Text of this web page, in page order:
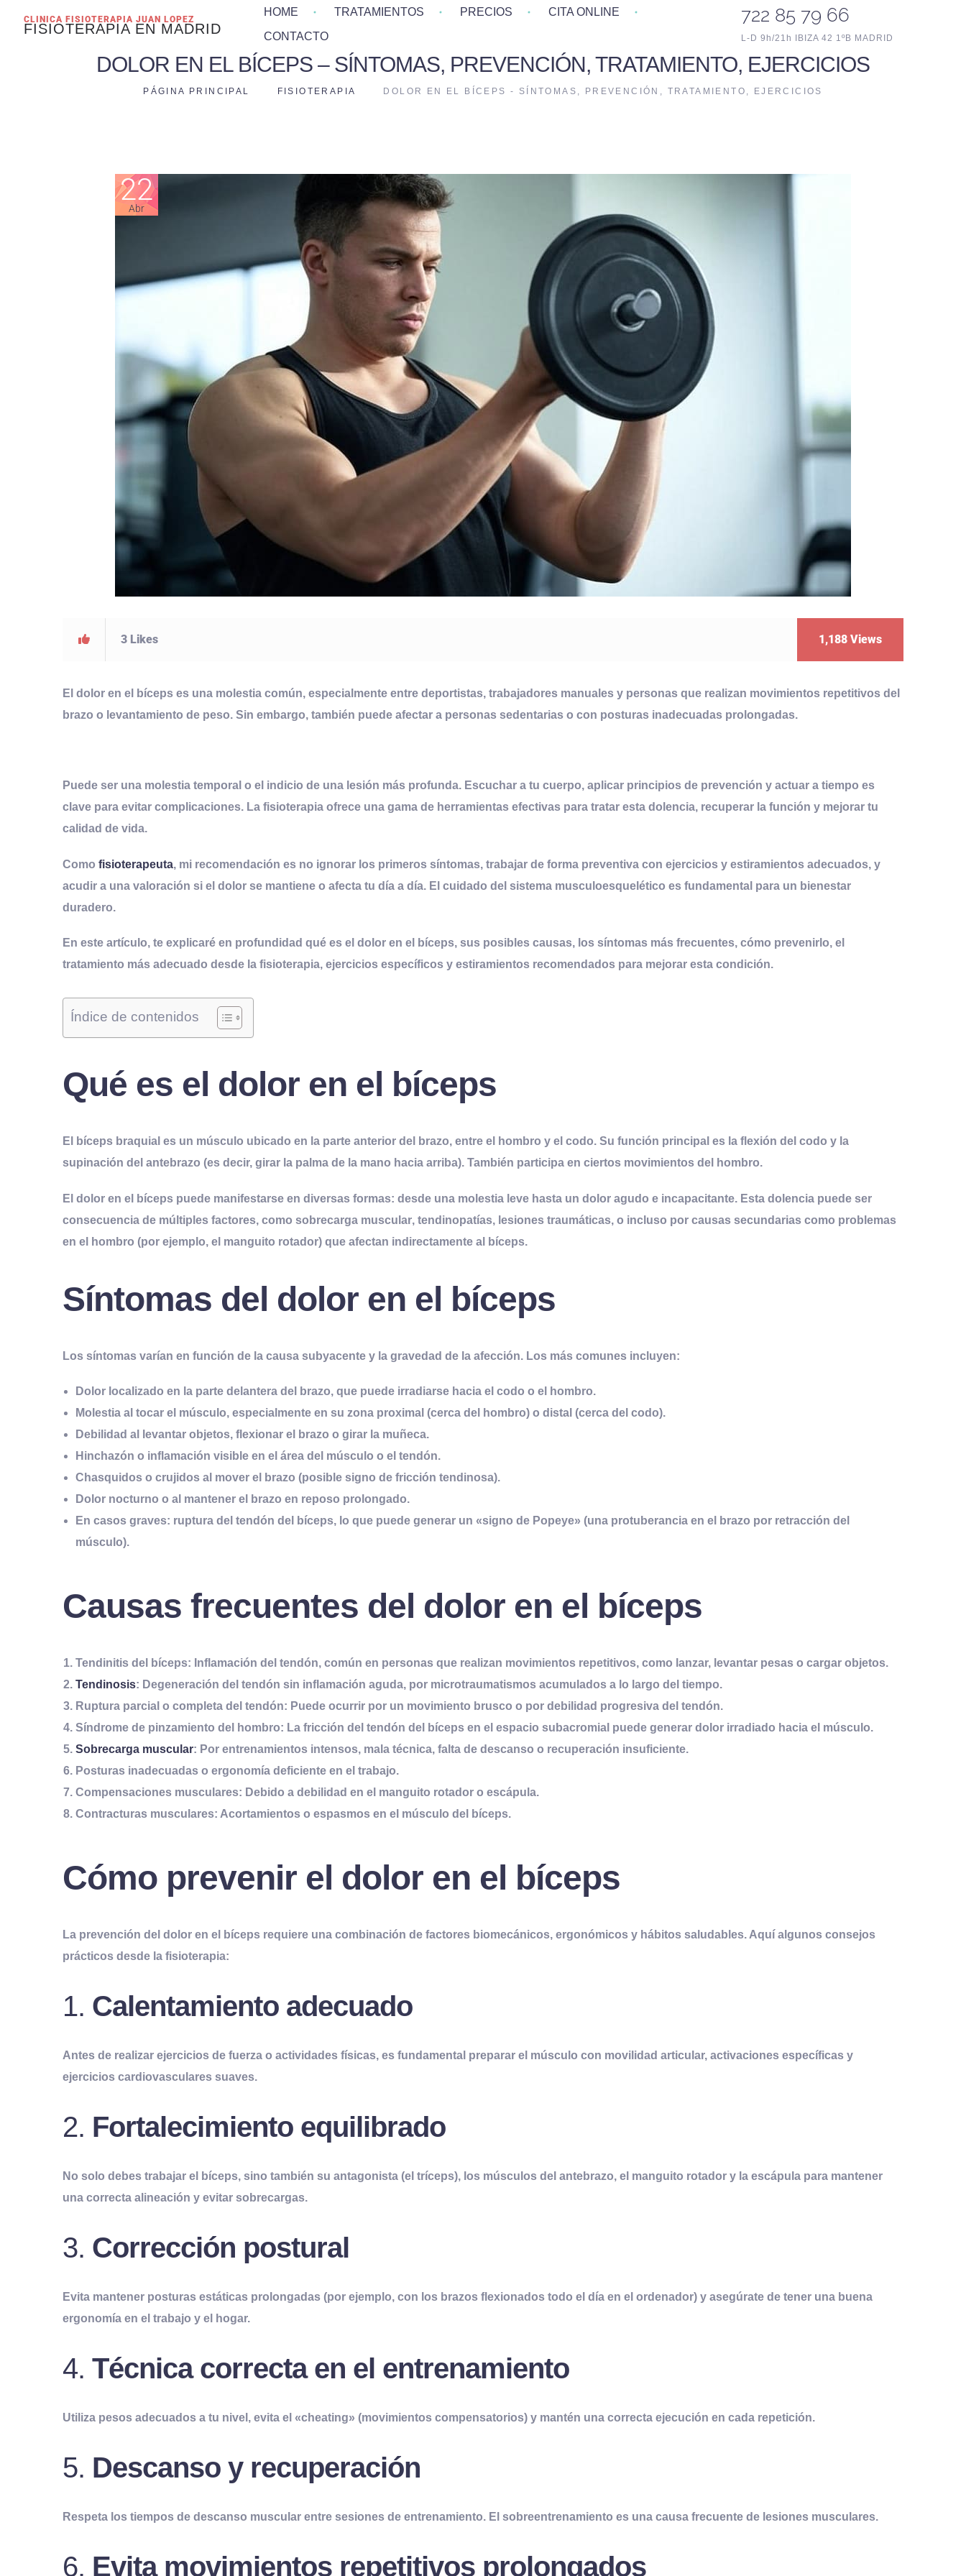
CLINICA FISIOTERAPIA JUAN LOPEZ
FISIOTERAPIA EN MADRID
HOME TRATAMIENTOS PRECIOS
CITA ONLINE
CONTACTO
722 85 79 66
L-D 9h/21h IBIZA 42 1ºB MADRID
DOLOR EN EL BÍCEPS – SÍNTOMAS, PREVENCIÓN, TRATAMIENTO, EJERCICIOS
PÁGINA PRINCIPAL FISIOTERAPIA DOLOR EN EL BÍCEPS - SÍNTOMAS, PREVENCIÓN, TRATAMIENTO, EJERCICIOS
22
Abr
3 Likes 1,188 Views
El dolor en el bíceps es una molestia común, especialmente entre deportistas, trabajadores manuales y personas que realizan movimientos repetitivos del
brazo o levantamiento de peso. Sin embargo, también puede afectar a personas sedentarias o con posturas inadecuadas prolongadas.
Puede ser una molestia temporal o el indicio de una lesión más profunda. Escuchar a tu cuerpo, aplicar principios de prevención y actuar a tiempo es
clave para evitar complicaciones. La fisioterapia ofrece una gama de herramientas efectivas para tratar esta dolencia, recuperar la función y mejorar tu
calidad de vida.
Como fisioterapeuta, mi recomendación es no ignorar los primeros síntomas, trabajar de forma preventiva con ejercicios y estiramientos adecuados, y
acudir a una valoración si el dolor se mantiene o afecta tu día a día. El cuidado del sistema musculoesquelético es fundamental para un bienestar
duradero.
En este artículo, te explicaré en profundidad qué es el dolor en el bíceps, sus posibles causas, los síntomas más frecuentes, cómo prevenirlo, el
tratamiento más adecuado desde la fisioterapia, ejercicios específicos y estiramientos recomendados para mejorar esta condición.
Índice de contenidos
Qué es el dolor en el bíceps
El bíceps braquial es un músculo ubicado en la parte anterior del brazo, entre el hombro y el codo. Su función principal es la flexión del codo y la
supinación del antebrazo (es decir, girar la palma de la mano hacia arriba). También participa en ciertos movimientos del hombro.
El dolor en el bíceps puede manifestarse en diversas formas: desde una molestia leve hasta un dolor agudo e incapacitante. Esta dolencia puede ser
consecuencia de múltiples factores, como sobrecarga muscular, tendinopatías, lesiones traumáticas, o incluso por causas secundarias como problemas
en el hombro (por ejemplo, el manguito rotador) que afectan indirectamente al bíceps.
Síntomas del dolor en el bíceps
Los síntomas varían en función de la causa subyacente y la gravedad de la afección. Los más comunes incluyen:
Dolor localizado en la parte delantera del brazo, que puede irradiarse hacia el codo o el hombro.
Molestia al tocar el músculo, especialmente en su zona proximal (cerca del hombro) o distal (cerca del codo).
Debilidad al levantar objetos, flexionar el brazo o girar la muñeca.
Hinchazón o inflamación visible en el área del músculo o el tendón.
Chasquidos ocrujidos al mover el brazo (posible signo de fricción tendinosa).
Dolor nocturno o al mantener el brazo en reposo prolongado.
En casos graves: ruptura del tendón del bíceps, lo que puede generar un «signo de Popeye» (una protuberancia en el brazo por retracción del
músculo).
Causas frecuentes del dolor en el bíceps
Tendinitis del bíceps: Inflamación del tendón, común en personas que realizan movimientos repetitivos, como lanzar, levantar pesas o cargar objetos.
Tendinosis: Degeneración del tendón sin inflamación aguda, por microtraumatismos acumulados a lo largo del tiempo.
Ruptura parcial o completa del tendón: Puede ocurrir por un movimiento brusco o por debilidad progresiva del tendón.
Síndrome de pinzamiento del hombro: La fricción del tendón del bíceps en el espacio subacromial puede generar dolor irradiado hacia el músculo.
Sobrecarga muscular: Por entrenamientos intensos, mala técnica, falta de descanso o recuperación insuficiente.
Posturas inadecuadas o ergonomía deficiente en el trabajo.
Compensaciones musculares: Debido a debilidad en el manguito rotador o escápula.
Contracturas musculares: Acortamientos o espasmos en el músculo del bíceps.
Cómo prevenir el dolor en el bíceps
La prevención del dolor en el bíceps requiere una combinación de factores biomecánicos, ergonómicos y hábitos saludables. Aquí algunos consejos
prácticos desde la fisioterapia:
1. Calentamiento adecuado
Antes de realizar ejercicios de fuerza o actividades físicas, es fundamental preparar el músculo con movilidad articular, activaciones específicas y
ejercicios cardiovasculares suaves.
2. Fortalecimiento equilibrado
No solo debes trabajar el bíceps, sino también su antagonista (el tríceps), los músculos del antebrazo, el manguito rotador y la escápula para mantener
una correcta alineación y evitar sobrecargas.
3. Corrección postural
Evita mantener posturas estáticas prolongadas (por ejemplo, con los brazos flexionados todo el día en el ordenador) y asegúrate de tener una buena
ergonomía en el trabajo y el hogar.
4. Técnica correcta en el entrenamiento
Utiliza pesos adecuados a tu nivel, evita el «cheating» (movimientos compensatorios) y mantén una correcta ejecución en cada repetición.
5. Descanso y recuperación
Respeta los tiempos de descanso muscular entre sesiones de entrenamiento. El sobreentrenamiento es una causa frecuente de lesiones musculares.
6. Evita movimientos repetitivos prolongados